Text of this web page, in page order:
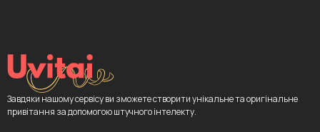
Завдяки нашому сервісу ви зможете створити унікальне та оригінальне
привітання за допомогою штучного інтелекту.